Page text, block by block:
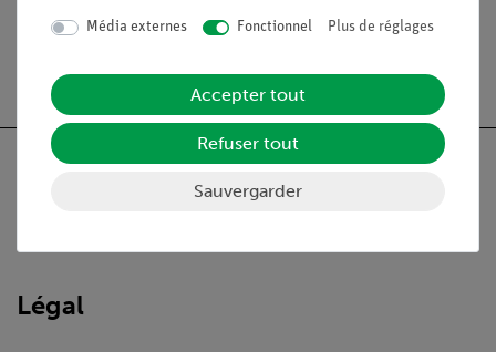
Légal
Média externes Fonctionnel Plus de réglages
Accepter tout
Refuser tout
Sauvergarder